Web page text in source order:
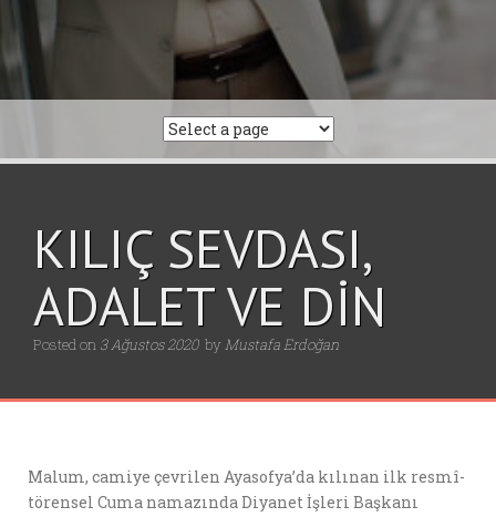
KILIÇ SEVDASI,
ADALET VE DİN
Posted on 3 Ağustos 2020 by Mustafa Erdoğan
Malum, camiye çevrilen Ayasofya’da kılınan ilk resmî-
törensel Cuma namazında Diyanet İşleri Başkanı